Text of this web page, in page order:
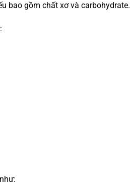
bao gồm chất xơ và carbohydrate.